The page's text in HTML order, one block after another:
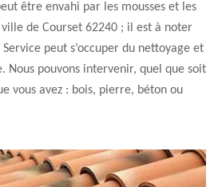
être envahi par les mousses et les
ville de Courset 62240 ; il est à noter
peut s’occuper du nettoyage et
Nous pouvons intervenir, quel que soit
vous avez : bois, pierre, béton ou